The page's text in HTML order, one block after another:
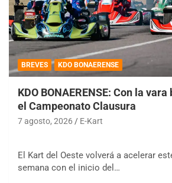
BREVES KDO BONAERENSE
KDO BONAERENSE: Con la
el Campeonato Clausura
7 agosto, 2026 E-Kart
El Kart del Oeste volverá a acelerar
semana con el inicio del…